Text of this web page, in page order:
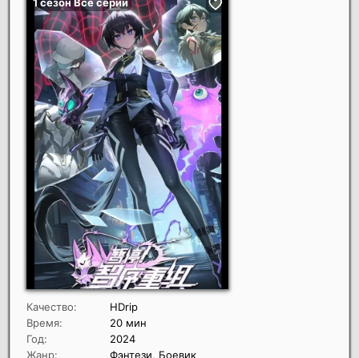
Качество:
HDrip
Время:
20 мин
Год:
2024
Жанр:
Фэнтези, Боевик